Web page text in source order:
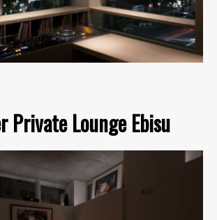
Private Lounge Ebisu